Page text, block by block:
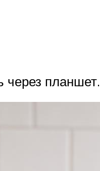
через планшет.